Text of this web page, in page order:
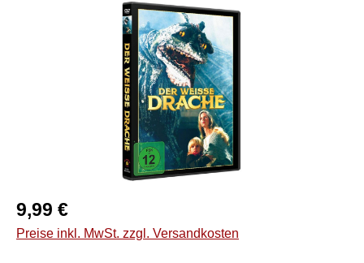
Bildergalerie überspringen
Regulärer Preis:
9,99 €
Preise inkl. MwSt. zzgl. Versandkosten